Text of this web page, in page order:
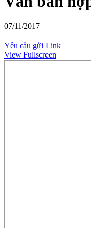
07/11/2017
Yêu cầu gửi Link
View Fullscreen